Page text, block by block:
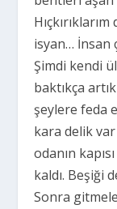
isyan… İnsan
Şimdi kendi
baktıkça
şeylere feda
kara delik var
odanın
kaldı. Beşiği
Sonra